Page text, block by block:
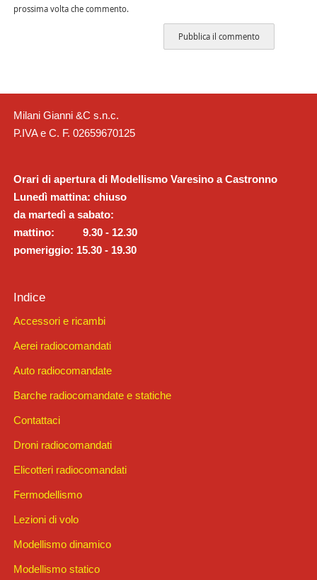
prossima volta che commento.
Milani Gianni &C s.n.c.
P.IVA e C. F. 02659670125
Orari di apertura di Modellismo Varesino a Castronno
Lunedì mattina: chiuso
da martedì a sabato:
mattino: 9.30 - 12.30
pomeriggio: 15.30 - 19.30
Indice
Accessori e ricambi
Aerei radiocomandati
Auto radiocomandate
Barche radiocomandate e statiche
Contattaci
Droni radiocomandati
Elicotteri radiocomandati
Fermodellismo
Lezioni di volo
Modellismo dinamico
Modellismo statico